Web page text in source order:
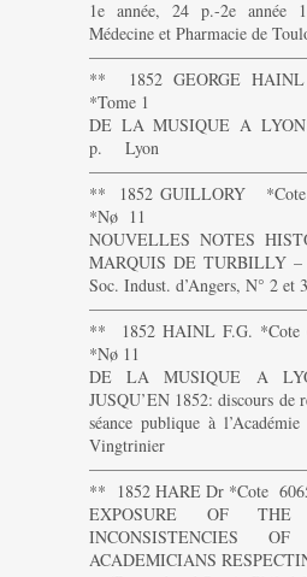
1e année, 24 p.-2e année
Médecine et Pharmacie de
** 1852 GEORGE
*Tome 1
DE LA MUSIQUE A
p. Lyon
** 1852 GUILLORY
*Nø 11
NOUVELLES NOTES
MARQUIS DE TURBILLY
Soc. Indust. d’Angers, N° 2 et
** 1852 HAINL F.G.
*Nø 11
DE LA MUSIQUE A
JUSQU’EN 1852: discours de
séance publique à
Vingtrinier
** 1852 HARE Dr *Cote
EXPOSURE OF THE
INCONSISTENCIES
ACADEMICIANS